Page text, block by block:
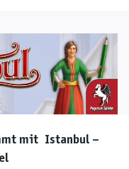
mit Istanbul –